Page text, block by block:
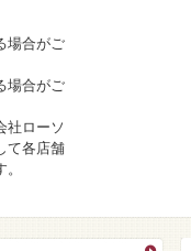
場合がご
場合がご
社ローソ
て各店舗